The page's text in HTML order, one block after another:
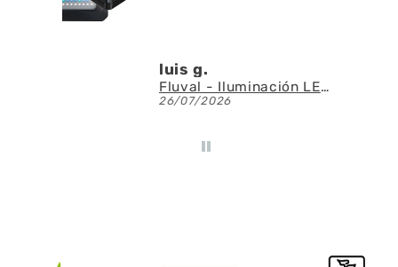
Fluval - Iluminación LED Nano Reef 4.0 de 25W